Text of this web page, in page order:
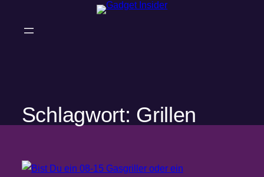
Inhalt
Schlagwort: Grillen